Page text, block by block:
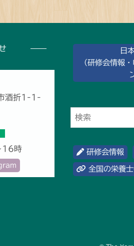
酒折1-1-
16時
日
（研修会情報
研修会情報
全国の栄養